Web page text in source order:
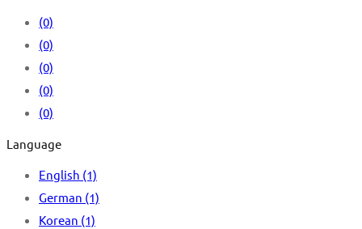
(0)
(0)
(0)
(0)
(0)
Language
English (1)
German (1)
Korean (1)